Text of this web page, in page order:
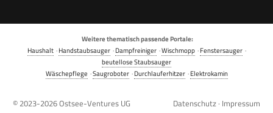
Weitere thematisch passende Portale:
Haushalt·Handstaubsauger·Dampfreiniger·Wischmopp·Fenstersauger·
beutellose Staubsauger
Wäschepflege ·Saugroboter·Durchlauferhitzer·Elektrokamin
© 2023-2026Ostsee-Ventures UG Datenschutz · Impressum